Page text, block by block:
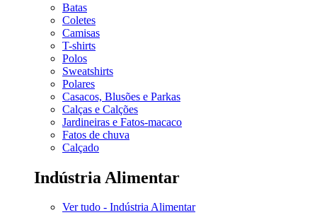
Batas
Coletes
Camisas
T-shirts
Polos
Sweatshirts
Polares
Casacos, Blusões e Parkas
Calças e Calções
Jardineiras e Fatos-macaco
Fatos de chuva
Calçado
Indústria Alimentar
Ver tudo - Indústria Alimentar